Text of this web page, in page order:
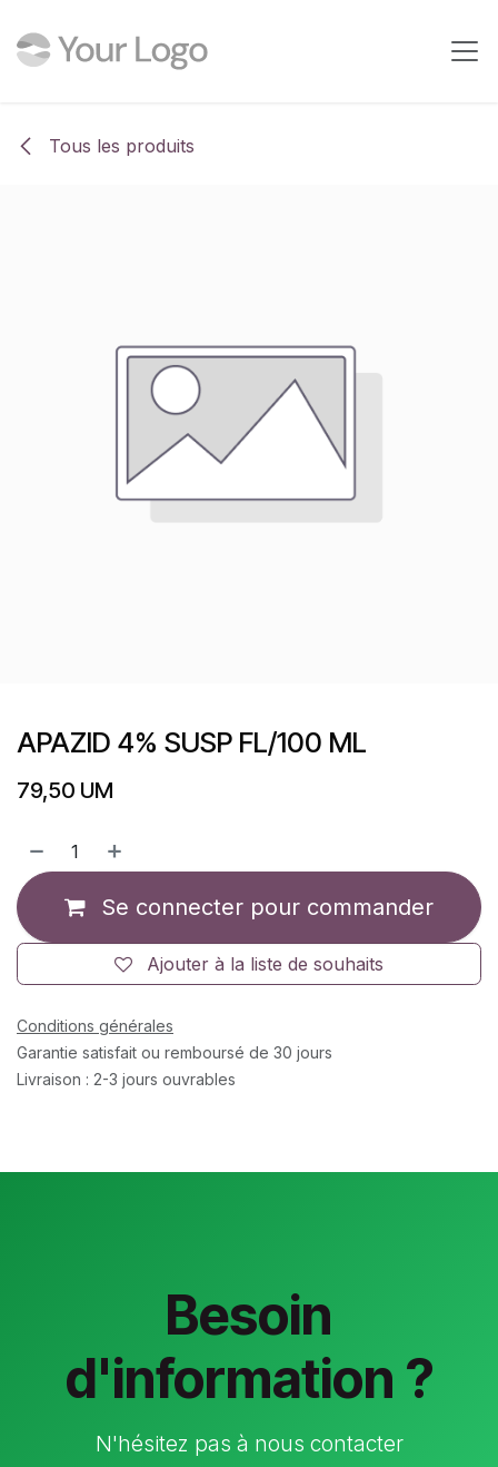
Tous les produits
APAZID 4% SUSP FL/100 ML
79,50 UM
Se connecter pour commander
Ajouter à la liste de souhaits
Conditions générales
Garantie satisfait ou remboursé de 30 jours
Livraison : 2-3 jours ouvrables
Besoin
d'information ?
N'hésitez pas à nous contacter